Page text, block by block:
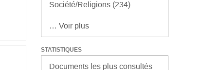
Société/Religions (234)
… Voir plus
STATISTIQUES
Documents les plus consultés